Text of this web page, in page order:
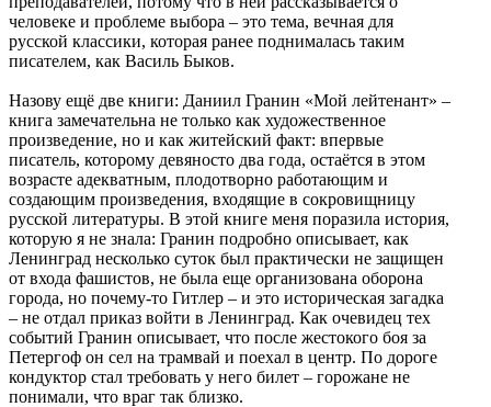
человеке и проблеме выбора – это тема, вечная для
русской классики, которая ранее поднималась таким
писателем, как Василь Быков.
Назову ещё две книги: Даниил Гранин «Мой лейтенант» –
книга замечательна не только как художественное
произведение, но и как житейский факт: впервые
писатель, которому девяносто два года, остаётся в этом
возрасте адекватным, плодотворно работающим и
создающим произведения, входящие в сокровищницу
русской литературы. В этой книге меня поразила история,
которую я не знала: Гранин подробно описывает, как
Ленинград несколько суток был практически не защищен
от входа фашистов, не была еще организована оборона
города, но почему-то Гитлер – и это историческая загадка
– не отдал приказ войти в Ленинград. Как очевидец тех
событий Гранин описывает, что после жестокого боя за
Петергоф он сел на трамвай и поехал в центр. По дороге
кондуктор стал требовать у него билет – горожане не
понимали, что враг так близко.